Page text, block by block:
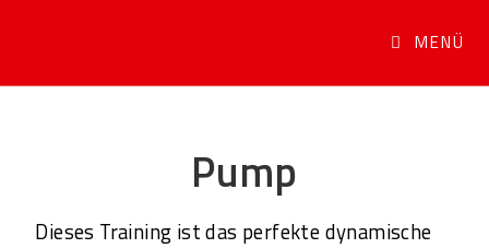
MENÜ
Pump
Dieses Training ist das perfekte dynamische